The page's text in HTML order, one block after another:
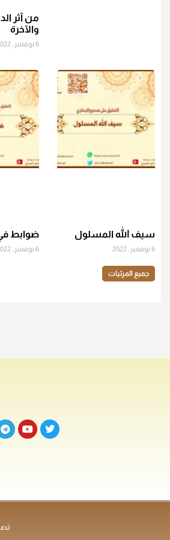
عامة الصحابة والفقهاء يفضلون إخراج صاع من
زكاة الفطر، ومنهم من جوّز العدول إلى الرز،
قيمة الصاع..فمن شق عليه إخراج الطعام هذه
القيمة فلا بأس ولا ينكر عليه
صراعهم مع متطلبات الحياة كبير
منذ 3 شهر
من آثر
والآخرة
6 نوفمبر، 2022
سيف الله المسلول
6 نوفمبر، 2022
ضوابط
6 نوفمبر، 2022
جميع المرئيات